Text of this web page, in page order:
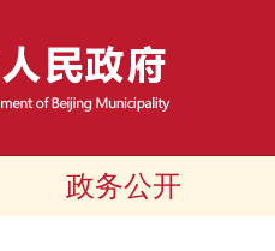
政务公开